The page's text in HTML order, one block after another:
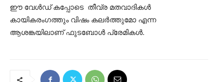
ഈ വേൾഡ് കപ്പോടെ തീവ്ര മതവാദികൾ
കായികരംഗത്തും വിഷം കലർത്തുമോ എന്ന
ആശങ്കയിലാണ് ഫുടബോൾ പ്രേമികൾ.